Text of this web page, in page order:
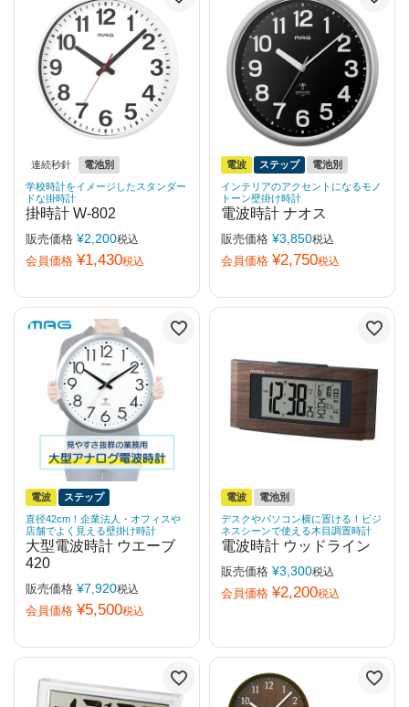
連続秒針
電池別
学校時計をイメージしたスタンダー
ドな掛時計
掛時計 W-802
販売価格 ¥2,200税込
会員価格 ¥1,430税込
電波 ステップ
電池別
インテリアのアクセントになるモノ
トーン壁掛け時計
電波時計 ナオス
販売価格 ¥3,850税込
会員価格 ¥2,750税込
電波
ステップ
直径42cm！企業法人・オフィスや
店舗でよく見える壁掛け時計
大型電波時計 ウエーブ
420
販売価格 ¥7,920税込
会員価格 ¥5,500税込
電波
電池別
デスクやパソコン横に置ける！ビジ
ネスシーンで使える木目調置時計
電波時計 ウッドライン
販売価格 ¥3,300税込
会員価格 ¥2,200税込